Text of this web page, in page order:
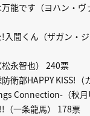
能です（ヨハン・ヴ
間くん（ザガン・
永智也） 240票
衛部HAPPY KISS!（
Connection-（秋
（一条龍馬） 178票